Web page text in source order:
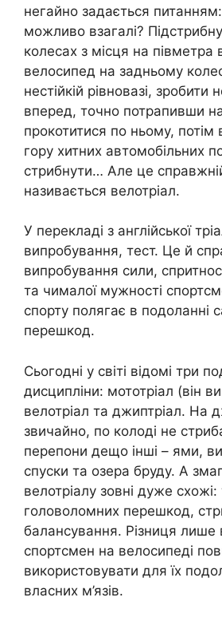
негайно задається
можливо взагалі?
колесах з місця на півметра
велосипед на задньому
нестійкій рівновазі, зробити
вперед, точно потрапивши
прокотитися по ньому, потім
гору хитних автомобільних
стрибнути… Але це
називається велотріал.
У перекладі з англійської
випробування, тест. Це й
випробування сили,
та чималої мужності
спорту полягає в подоланні
перешкод.
Сьогодні у світі відомі три
дисципліни: мототріал (він
велотріал та джиптріал. На
звичайно, по колоді не
перепони дещо інші – ями,
спуски та озера бруду. А
велотріалу зовні дуже схожі:
головоломних перешкод,
балансування. Різниця
спортсмен на велосипеді
використовувати для їх
власних м’язів.